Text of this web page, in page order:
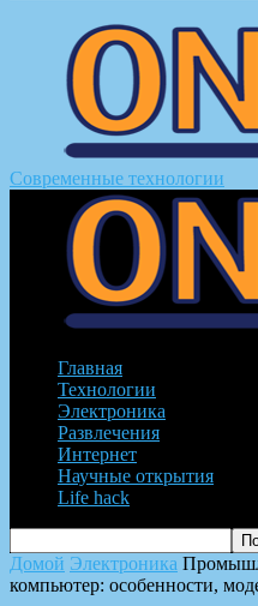
Современные технологии
Главная
Технологии
Электроника
Развлечения
Интернет
Научные открытия
Life hack
Домой Электроника
компьютер: особенности,